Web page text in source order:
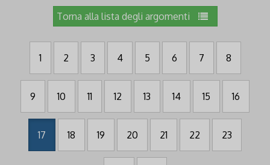
Torna alla lista degli argomenti
1 2 3 4 5 6 7 8
9 10 11 12 13 14 15 16
17 18 19 20 21 22 23